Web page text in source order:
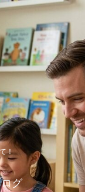
！
グ